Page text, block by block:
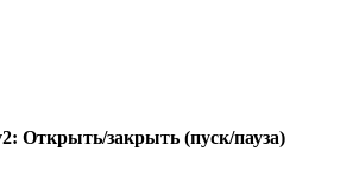
Открыть/закрыть (пуск/пауза)